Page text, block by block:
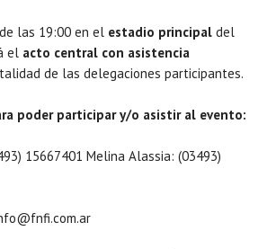
las 19:00 en el estadio principal del
el acto central con asistencia
de las delegaciones participantes.
poder participar y/o asistir al evento:
15667401 Melina Alassia: (03493)